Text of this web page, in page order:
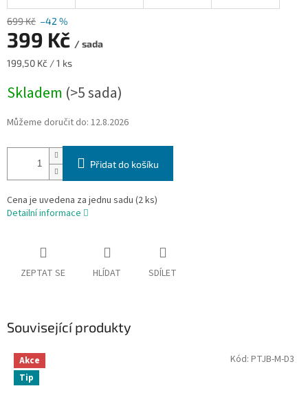
699 Kč –42 %
399 Kč / sada
Měrná
199,50 Kč / 1 ks
Skladem (>5 sada)
Můžeme doručit do: 12.8.2026
Přidat do košíku
Cena je uvedena za jednu sadu (2 ks)
Detailní informace
ZEPTAT SE HLÍDAT SDÍLET
Související produkty
Akce
Tip
Kód: PTJB-M-D3